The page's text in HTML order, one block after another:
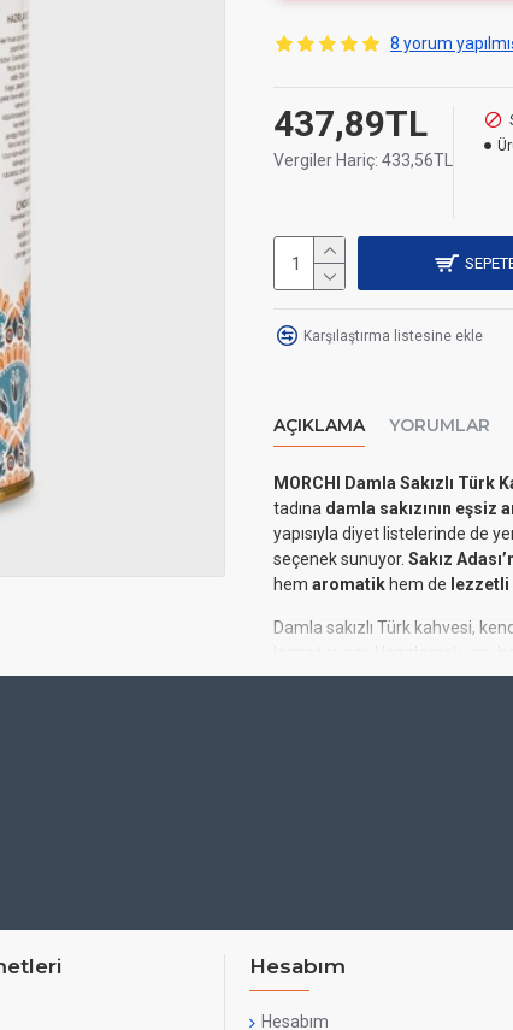
8 yorum
437,89TL
Vergiler Hariç: 433,56TL
Karşılaştırma listesine ekle
AÇIKLAMA YORUMLAR
MORCHI Damla Sakızlı Türk
tadına damla sakızının eşsiz
yapısıyla diyet listelerinde de
seçenek sunuyor. Sakız
hem aromatik hem de lezzetli
Damla sakızlı Türk kahvesi,
lezzet sunar. Hazırlamak için,
sayısına göre su eklenir ve
Hesabım
Hesabım